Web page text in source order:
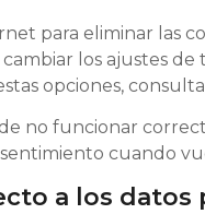
para eliminar las
los ajustes
opciones,
no funcionar
cuando
a los datos